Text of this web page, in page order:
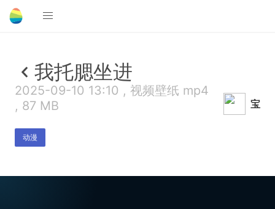
我托腮坐进
2025-09-10 13:10 , 视频壁纸 mp4
, 87 MB
动漫
宝